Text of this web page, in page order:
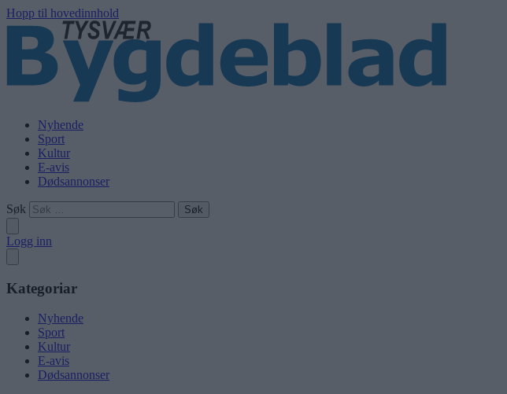
Hopp til hovedinnhold
Nyhende
Sport
Kultur
E-avis
Dødsannonser
Søk
Logg inn
Kategoriar
Nyhende
Sport
Kultur
E-avis
Dødsannonser